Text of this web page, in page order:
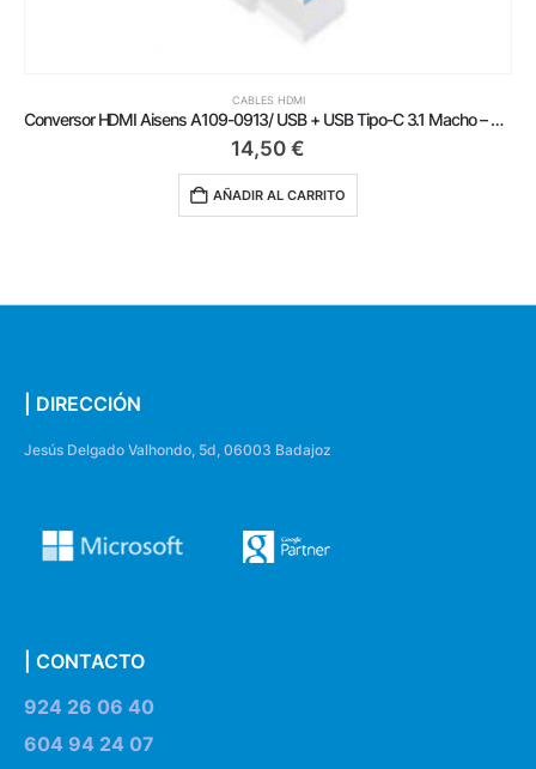
CABLES HDMI
Conversor HDMI Aisens A109-0913/ USB + USB Tipo-C 3.1 Macho – HDMI Macho/ 15cm/ Gris
14,50 €
AÑADIR AL CARRITO
| DIRECCIÓN
Jesús Delgado Valhondo, 5d, 06003 Badajoz
| CONTACTO
924 26 06 40
604 94 24 07